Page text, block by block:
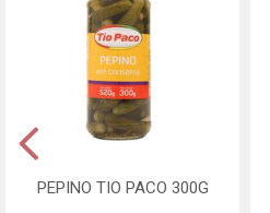
PEPINO TIO PACO 300G